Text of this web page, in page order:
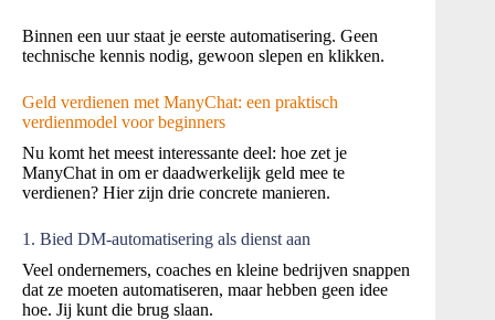
Binnen een uur staat je eerste automatisering. Geen
technische kennis nodig, gewoon slepen en klikken.
Geld verdienen met ManyChat: een praktisch
verdienmodel voor beginners
Nu komt het meest interessante deel: hoe zet je
ManyChat in om er daadwerkelijk geld mee te
verdienen? Hier zijn drie concrete manieren.
1. Bied DM-automatisering als dienst aan
Veel ondernemers, coaches en kleine bedrijven snappen
dat ze moeten automatiseren, maar hebben geen idee
hoe. Jij kunt die brug slaan.